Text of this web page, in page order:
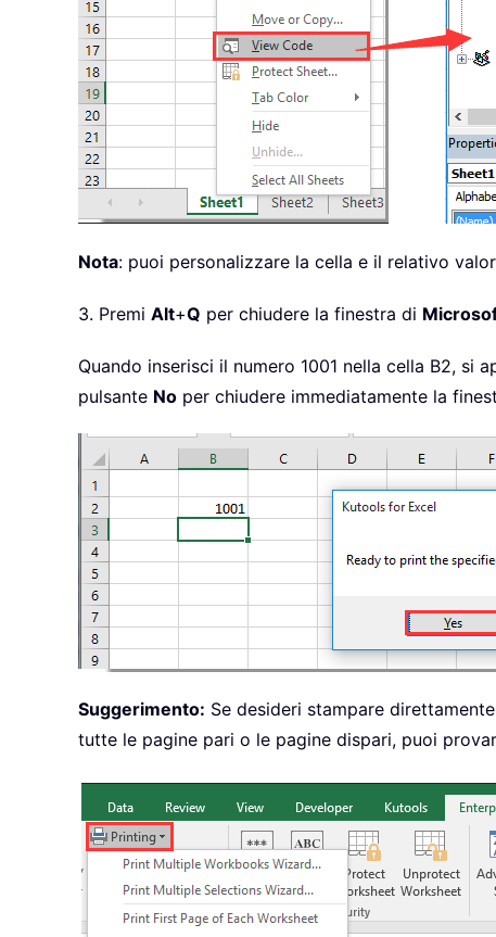
Nota: puoi personalizzare la cella e il relativo
3. Premi Alt+Q per chiudere la finestra di
Quando inserisci il numero 1001 nella cella B2, si
pulsante No per chiudere immediatamente la
Suggerimento: Se desideri stampare
tutte le pagine pari o le pagine dispari, puoi